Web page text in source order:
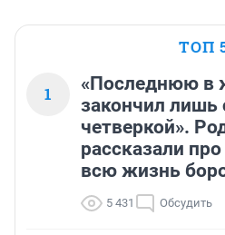
ТОП
1
«Последнюю в
закончил лишь
четверкой».
рассказали
всю жизнь
5 431 Обсудить